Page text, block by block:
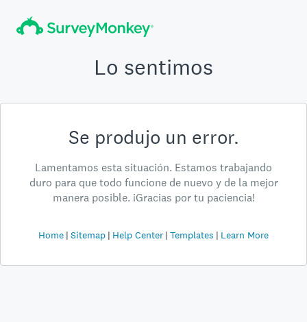
Lo sentimos
Se produjo un error.
Lamentamos esta situación. Estamos trabajando
duro para que todo funcione de nuevo y de la mejor
manera posible. ¡Gracias por tu paciencia!
Home Sitemap Help Center Templates Learn More